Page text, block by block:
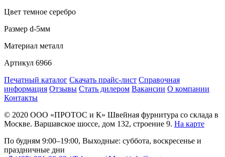
Цвет темное серебро
Размер d-5мм
Материал металл
Артикул 6966
Печатный каталог Скачать прайс-лист Справочная
информация Отзывы Стать дилером Вакансии О компании
Контакты
© 2020 ООО «ПРОТОС и К» Швейная фурнитура со склада в
Москве. Варшавское шоссе, дом 132, строение 9. На карте
По будням 9:00–19:00, Выходные: суббота, воскресенье и
праздничные дни